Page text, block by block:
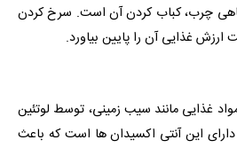
چرب، کباب کردن آن است. سرخ کردن
ارزش غذایی آن را پایین بیاورد.
غذایی مانند سیب زمینی، توسط لوتئین
این آنتی اکسیدان ها است که باعث